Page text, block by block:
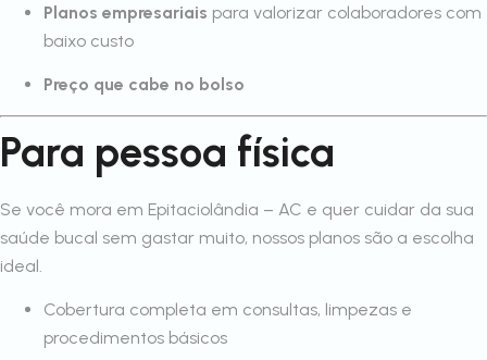
Planos empresariais para valorizar colaboradores com
baixo custo
Preço que cabe no bolso
Para pessoa física
Se você mora em Epitaciolândia – AC e quer cuidar da sua
saúde bucal sem gastar muito, nossos planos são a escolha
ideal.
Cobertura completa em consultas, limpezas e
procedimentos básicos